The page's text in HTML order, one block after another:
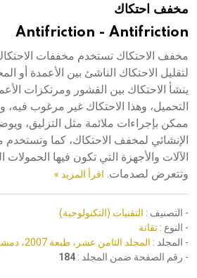
هيئة الموسوعة العربية تطلق موسوعاتمخفف احتكاك
Antifriction - Antifriction
لتقليل الاحتكاك الناشئ بين الأعمدة أو
ينشأ الاحتكاك بين القشور ومرتكزات
التحميل، وهذا الاحتكاك غير مرغوب
الإنشائي لمخفف الاحتكاك، كما
الآلات والأجهزة التي تكون فيها الحمولات
وتتعرض لصدمات. اقرأ المزيد »
- التصنيف : التقنيات (التكنولوجية)
- النوع : تقانة
- المجلد : المجلد الثامن عشر، طبعة 2007، دمشق
- رقم الصفحة ضمن المجلد : 184